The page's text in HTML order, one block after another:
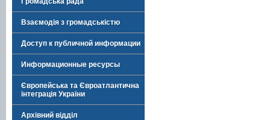
Взаємодія з громадськістю
Доступ к публичной информации
Информационные ресурсы
Європейська та Євроатлантична
інтеграція України
Архівний відділ